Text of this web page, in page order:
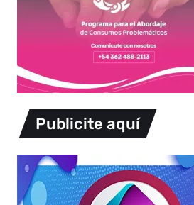
Publicite aquí